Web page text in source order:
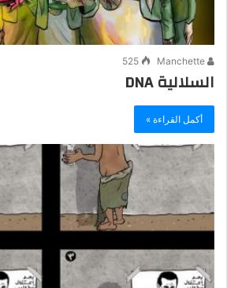
525
السلالية DNA
أكمل القراءة »